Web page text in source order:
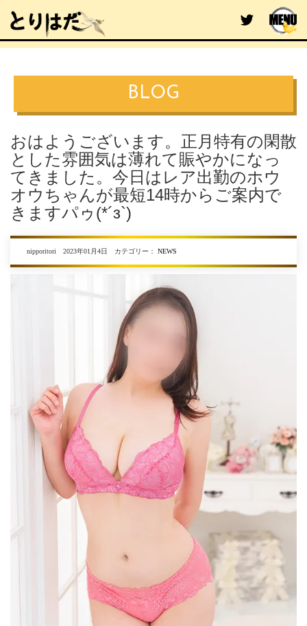
BLOG
おはようございます。正月特有の閑散
とした雰囲気は薄れて賑やかになっ
てきました。今日はレア出勤のホウ
オウちゃんが最短14時からご案内で
きますパゥ(*´з`)
nipporitori 2023年01月4日 カテゴリー： NEWS